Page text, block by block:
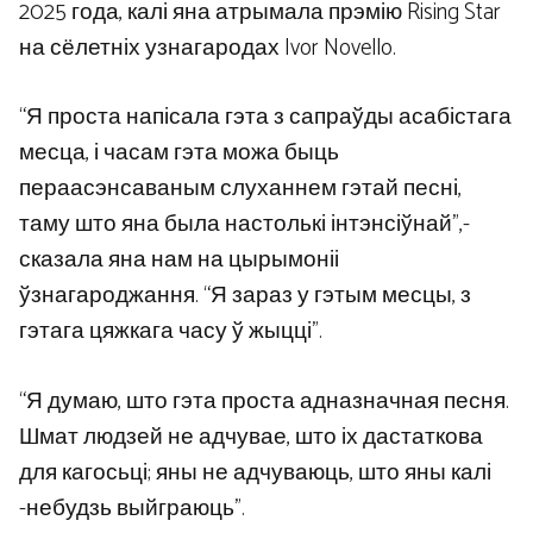
2025 года, калі яна атрымала прэмію Rising Star
на сёлетніх узнагародах Ivor Novello.
“Я проста напісала гэта з сапраўды асабістага
месца, і часам гэта можа быць
пераасэнсаваным слуханнем гэтай песні,
таму што яна была настолькі інтэнсіўнай”,-
сказала яна нам на цырымоніі
ўзнагароджання. “Я зараз у гэтым месцы, з
гэтага цяжкага часу ў жыцці”.
“Я думаю, што гэта проста адназначная песня.
Шмат людзей не адчувае, што іх дастаткова
для кагосьці; яны не адчуваюць, што яны калі
-небудзь выйграюць”.